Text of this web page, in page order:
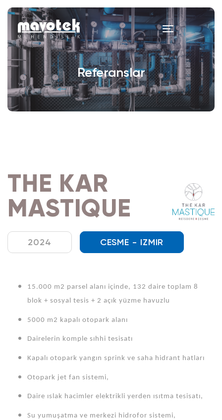
Referanslar
THE KAR
MASTIQUE
2024 CESME - IZMIR
15.000 m2 parsel alanı içinde, 132 daire toplam 8
blok + sosyal tesis + 2 açık yüzme havuzlu
5000 m2 kapalı otopark alanı
Dairelerin komple sıhhi tesisatı
Kapalı otopark yangın sprink ve saha hidrant hatları
Otopark jet fan sistemi,
Daire ıslak hacimler elektrikli yerden ısıtma tesisatı,
Su yumuşatma ve merkezi hidrofor sistemi,